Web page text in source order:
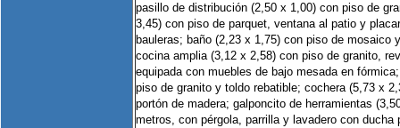
pasillo de distribución (2,50 x 1,00) con piso de
3,45) con piso de parquet, ventana al patio y
bauleras; baño (2,23 x 1,75) con piso de mosaico
cocina amplia (3,12 x 2,58) con piso de granito,
equipada con muebles de bajo mesada en
piso de granito y toldo rebatible; cochera (5,73 x
portón de madera; galponcito de herramientas
metros, con pérgola, parrilla y lavadero con ducha